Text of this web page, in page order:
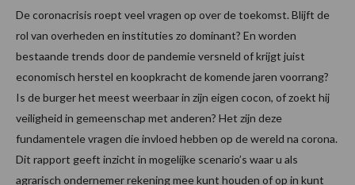
De coronacrisis roept veel vragen op over de toekomst. Blijft de
rol van overheden en instituties zo dominant? En worden
bestaande trends door de pandemie versneld of krijgt juist
economisch herstel en koopkracht de komende jaren voorrang?
Is de burger het meest weerbaar in zijn eigen cocon, of zoekt hij
veiligheid in gemeenschap met anderen? Het zijn deze
fundamentele vragen die invloed hebben op de wereld na corona.
Dit rapport geeft inzicht in mogelijke scenario’s waar u als
agrarisch ondernemer rekening mee kunt houden of op in kunt